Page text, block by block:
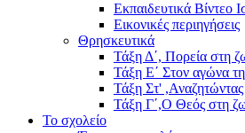
Εκπαιδευτικά Βίντεο
Εικονικές περιηγήσεις
Θρησκευτικά
Τάξη Δ΄, Πορεία στη
Τάξη Ε΄ Στον αγώνα
Τάξη Στ'
Τάξη Γ΄,Ο Θεός στη
Το σχολείο